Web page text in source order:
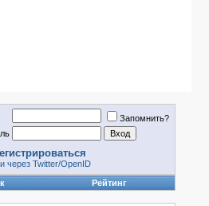
Запомнить?
через Twitter/OpenID
Рейтинг